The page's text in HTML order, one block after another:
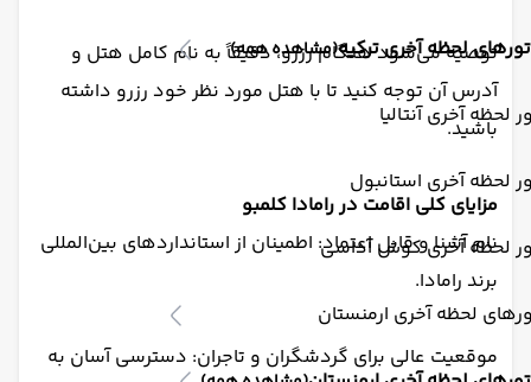
تورهای لحظه آخری ترکیه(مشاهده همه)
لحظه آخری آنتالیا
لحظه آخری استانبول
لحظه آخری کوش آداسی
لحظه آخری ارمنستان
توصیه می‌شود هنگام رزرو، دقیقاً به نام کامل هتل و
آدرس آن توجه کنید تا با هتل مورد نظر خود رزرو داشته
باشید.
مزایای کلی اقامت در رامادا کلمبو
نام آشنا و قابل اعتماد: اطمینان از استانداردهای بین‌المللی
برند رامادا.
موقعیت عالی برای گردشگران و تاجران: دسترسی آسان به